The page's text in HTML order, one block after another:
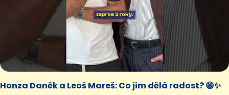
Honza Daněk a Leoš Mareš: Co jim dělá radost? 😁✨